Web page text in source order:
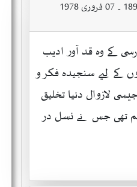
کے وہ قد آور ادیب
کے لیے سنجیدہ فکر و
لازوال دنیا تخلیق
تھی جس نے نسل در